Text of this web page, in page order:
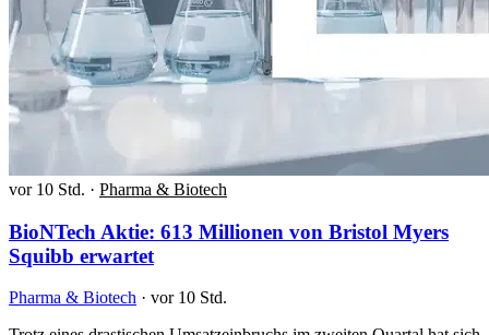
vor 10 Std. · Pharma & Biotech
BioNTech Aktie: 613 Millionen von Bristol Myers
Squibb erwartet
Pharma & Biotech · vor 10 Std.